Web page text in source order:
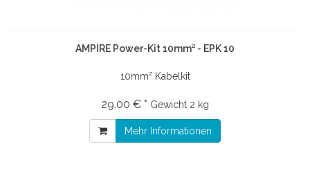
AMPIRE Power-Kit 10mm² - EPK 10
10mm² Kabelkit
29.00 € * Gewicht 2 kg
Mehr Informationen